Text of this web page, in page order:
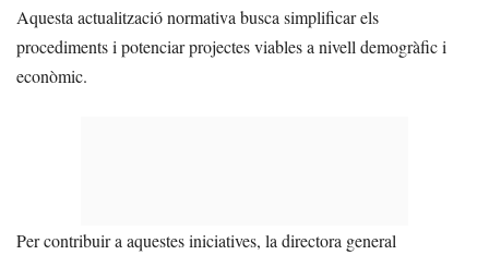
Aquesta actualització normativa busca simplificar els
procediments i potenciar projectes viables a nivell demogràfic i
econòmic.
Per contribuir a aquestes iniciatives, la directora general